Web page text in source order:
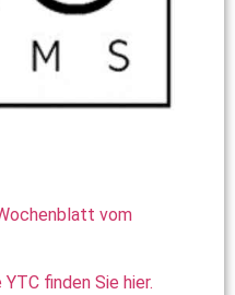
vom
finden Sie hier.